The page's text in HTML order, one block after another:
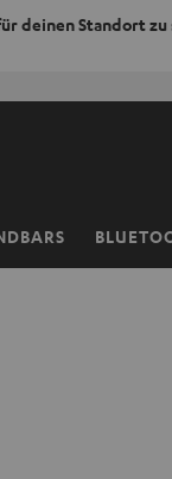
deinen Standort zu